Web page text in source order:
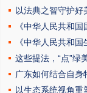
以法典之智守护好
《中华人民共和
《中华人民共和
这些提法，“点”绿
广东如何结合自身
以生态系统视角重